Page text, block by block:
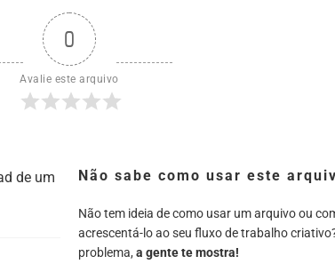
0
Avalie este arquivo
de um
Não sabe como usar este
Não tem ideia de como usar um arquivo ou
acrescentá-lo ao seu fluxo de trabalho
problema, a gente te mostra!